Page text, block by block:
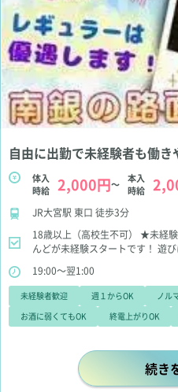
自由に出勤で未経験者も働き
体入
時給
2,000円～
本入
時給
JR大宮駅 東口 徒歩3分
18歳以上（高校生不可）
★未経験
んどが未経験スタートです！ 遊
19:00～翌1:00
未経験者歓迎 週１からOK ノル
お酒に弱くてもOK
終電上がりOK
自由
続き